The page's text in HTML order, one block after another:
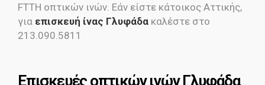
FTTH οπτικών ινών. Εάν είστε κάτοικος Αττικής,
για επισκευή ίνας Γλυφάδα καλέστε στο
213.090.5811
Eπισκευές οπτικών ινών Γλυφάδα